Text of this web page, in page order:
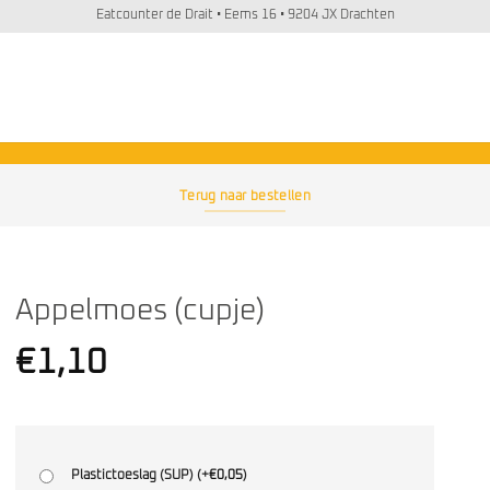
Eatcounter de Drait • Eems 16 • 9204 JX Drachten
Terug naar bestellen
Appelmoes (cupje)
€1,10
Plastictoeslag (SUP) (+€0,05)